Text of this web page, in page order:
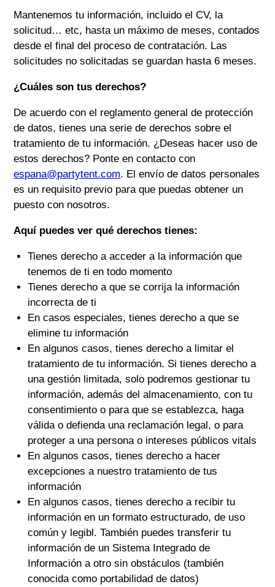
Mantenemos tu información, incluido el CV, la
solicitud… etc, hasta un máximo de meses, contados
desde el final del proceso de contratación. Las
solicitudes no solicitadas se guardan hasta 6 meses.
¿Cuáles son tus derechos?
De acuerdo con el reglamento general de protección
de datos, tienes una serie de derechos sobre el
tratamiento de tu información. ¿Deseas hacer uso de
estos derechos? Ponte en contacto con
espana@partytent.com. El envío de datos personales
es un requisito previo para que puedas obtener un
puesto con nosotros.
Aquí puedes ver qué derechos tienes:
Tienes derecho a acceder a la información que
tenemos de ti en todo momento
Tienes derecho a que se corrija la información
incorrecta de ti
En casos especiales, tienes derecho a que se
elimine tu información
En algunos casos, tienes derecho a limitar el
tratamiento de tu información. Si tienes derecho a
una gestión limitada, solo podremos gestionar tu
información, además del almacenamiento, con tu
consentimiento o para que se establezca, haga
válida o defienda una reclamación legal, o para
proteger a una persona o intereses públicos vitals
En algunos casos, tienes derecho a hacer
excepciones a nuestro tratamiento de tus
información
En algunos casos, tienes derecho a recibir tu
información en un formato estructurado, de uso
común y legibl. También puedes transferir tu
información de un Sistema Integrado de
Información a otro sin obstáculos (también
conocida como portabilidad de datos)